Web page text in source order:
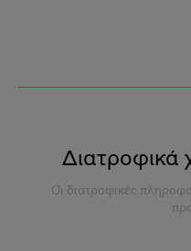
Διατροφικά
Οι διατροφικές